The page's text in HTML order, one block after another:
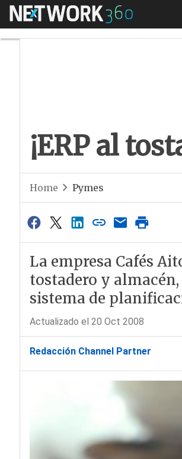
Menú
¡ERP al
Home Pymes
La empresa Cafés
tostadero y
sistema de
Actualizado el 20 Oct 2008
Redacción Channel Partner